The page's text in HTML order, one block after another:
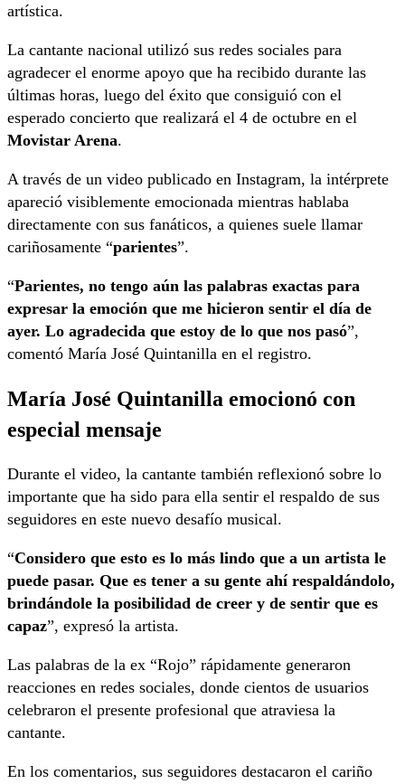
artística.
La cantante nacional utilizó sus redes sociales para
agradecer el enorme apoyo que ha recibido durante las
últimas horas, luego del éxito que consiguió con el
esperado concierto que realizará el 4 de octubre en el
Movistar Arena.
A través de un video publicado en Instagram, la intérprete
apareció visiblemente emocionada mientras hablaba
directamente con sus fanáticos, a quienes suele llamar
cariñosamente “parientes”.
“Parientes, no tengo aún las palabras exactas para
expresar la emoción que me hicieron sentir el día de
ayer. Lo agradecida que estoy de lo que nos pasó”,
comentó María José Quintanilla en el registro.
María José Quintanilla emocionó con
especial mensaje
Durante el video, la cantante también reflexionó sobre lo
importante que ha sido para ella sentir el respaldo de sus
seguidores en este nuevo desafío musical.
“Considero que esto es lo más lindo que a un artista le
puede pasar. Que es tener a su gente ahí respaldándolo,
brindándole la posibilidad de creer y de sentir que es
capaz”, expresó la artista.
Las palabras de la ex “Rojo” rápidamente generaron
reacciones en redes sociales, donde cientos de usuarios
celebraron el presente profesional que atraviesa la
cantante.
En los comentarios, sus seguidores destacaron el cariño